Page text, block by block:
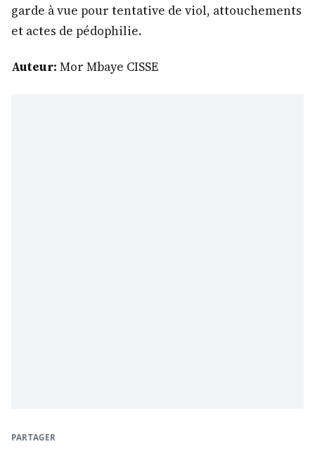
garde à vue pour tentative de viol, attouchements
et actes de pédophilie.
Auteur: Mor Mbaye CISSE
PARTAGER